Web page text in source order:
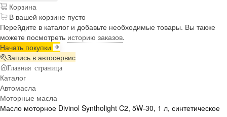
Корзина
В вашей корзине пусто
Перейдите в каталог и добавьте необходимые товары. Вы также
можете посмотреть историю заказов.
Начать покупки
Запись в автосервис
Главная страница
Каталог
Автомасла
Моторные масла
Масло моторное Divinol Syntholight C2, 5W-30, 1 л, синтетическое